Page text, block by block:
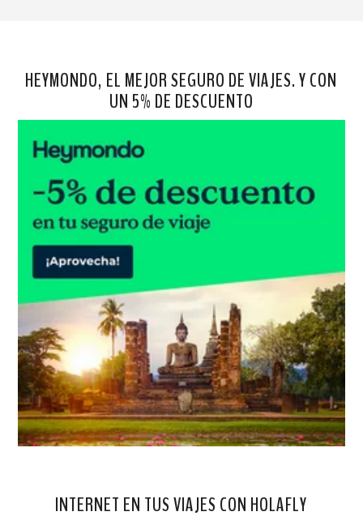
HEYMONDO, EL MEJOR SEGURO DE VIAJES. Y CON
UN 5% DE DESCUENTO
INTERNET EN TUS VIAJES CON HOLAFLY